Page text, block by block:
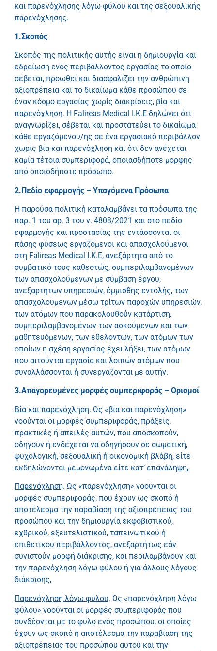
και παρενόχλησης λόγω φύλου και της σεξουαλικής
παρενόχλησης.
1.Σκοπός
Σκοπός της πολιτικής αυτής είναι η δημιουργία και
εδραίωση ενός περιβάλλοντος εργασίας το οποίο
σέβεται, προωθεί και διασφαλίζει την ανθρώπινη
αξιοπρέπεια και το δικαίωμα κάθε προσώπου σε
έναν κόσμο εργασίας χωρίς διακρίσεις, βία και
παρενόχληση. Η Falireas Medical I.K.E δηλώνει ότι
αναγνωρίζει, σέβεται και προστατεύει το δικαίωμα
κάθε εργαζόμενου/ης σε ένα εργασιακό περιβάλλον
χωρίς βία και παρενόχληση και ότι δεν ανέχεται
καμία τέτοια συμπεριφορά, οποιασδήποτε μορφής
από οποιοδήποτε πρόσωπο.
2.Πεδίο εφαρμογής – Υπαγόμενα Πρόσωπα
Η παρούσα πολιτική καταλαμβάνει τα πρόσωπα της
παρ. 1 του αρ. 3 του ν. 4808/2021 και στο πεδίο
εφαρμογής και προστασίας της εντάσσονται οι
πάσης φύσεως εργαζόμενοι και απασχολούμενοι
στη Falireas Medical I.K.E, ανεξάρτητα από το
συμβατικό τους καθεστώς, συμπεριλαμβανομένων
των απασχολούμενων με σύμβαση έργου,
ανεξαρτήτων υπηρεσιών, έμμισθης εντολής, των
απασχολούμενων μέσω τρίτων παροχών υπηρεσιών,
των ατόμων που παρακολουθούν κατάρτιση,
συμπεριλαμβανομένων των ασκούμενων και των
μαθητευόμενων, των εθελοντών, των ατόμων των
οποίων η σχέση εργασίας έχει λήξει, των ατόμων
που αιτούνται εργασία και λοιπών ατόμων που
συναλλάσσονται ή συνεργάζονται με αυτήν.
3.Απαγορευμένες μορφές συμπεριφοράς – Ορισμοί
Βία και παρενόχληση. Ως «βία και παρενόχληση»
νοούνται οι μορφές συμπεριφοράς, πράξεις,
πρακτικές ή απειλές αυτών, που αποσκοπούν,
οδηγούν ή ενδέχεται να οδηγήσουν σε σωματική,
ψυχολογική, σεξουαλική ή οικονομική βλάβη, είτε
εκδηλώνονται μεμονωμένα είτε κατ’ επανάληψη,
Παρενόχληση. Ως «παρενόχληση» νοούνται οι
μορφές συμπεριφοράς, που έχουν ως σκοπό ή
αποτέλεσμα την παραβίαση της αξιοπρέπειας του
προσώπου και την δημιουργία εκφοβιστικού,
εχθρικού, εξευτελιστικού, ταπεινωτικού ή
επιθετικού περιβάλλοντος, ανεξαρτήτως εάν
συνιστούν μορφή διάκρισης, και περιλαμβάνουν και
την παρενόχληση λόγω φύλου ή για άλλους λόγους
διάκρισης,
Παρενόχληση λόγω φύλου. Ως «παρενόχληση λόγω
φύλου» νοούνται οι μορφές συμπεριφοράς που
συνδέονται με το φύλο ενός προσώπου, οι οποίες
έχουν ως σκοπό ή αποτέλεσμα την παραβίαση της
αξιοπρέπειας του προσώπου αυτού και την